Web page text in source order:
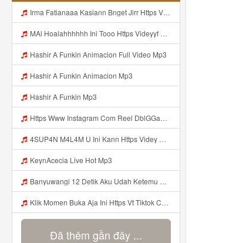
Irma Fatianaaa Kasiann Bnget Jirr Https Videy Co Yews Web Id PTldKA ᅠ ᅠ ᅠ ᅠ ᅠ ᅠ ᅠ ᅠ ᅠ ᅠ ᅠ ᅠ ᅠ ᅠ ᅠ ᅠ ᅠ ᅠ ᅠ ᅠ ᅠ ᅠ ᅠ ᅠ ᅠ ᅠ ᅠ ᅠ ᅠ ᅠ ᅠ ᅠ ᅠ ᅠ ᅠ ᅠ ᅠ ᅠ ᅠ ᅠ ᅠ Mp3
MAl Hoalahhhhhh Ini Tooo Https Videyyf Wryvfr Web Id ᅠ ᅠ ᅠ ᅠ ᅠ ᅠ ᅠ ᅠ ᅠ ᅠ ᅠ ᅠ ᅠ ᅠ ᅠ ᅠ ᅠ ᅠ ᅠ ᅠ ᅠ ᅠ ᅠ ᅠ ᅠ ᅠ ᅠ ᅠ ᅠ ᅠ ᅠ ᅠ ᅠ ᅠ ᅠ ᅠ ᅠ ᅠ ᅠ ᅠ ᅠ ᅠ ᅠ ᅠ ᅠ ᅠ ᅠ ᅠ ᅠ ᅠ ᅠ ᅠ ᅠ ᅠ ᅠ ᅠ ᅠ ᅠ Mp3
Hashir A Funkin Animacion Full Video Mp3
Hashir A Funkin Animacion Mp3
Hashir A Funkin Mp3
Https Www Instagram Com Reel DblGGaBhaXU Comment Id 17941931769292283 Mp3
4SUP4N M4L4M U Ini Kann Https Videy Co Yews Web Id PTldKA ᅠ ᅠ ᅠ ᅠ ᅠ ᅠ ᅠ ᅠ ᅠ ᅠ ᅠ ᅠ ᅠ ᅠ ᅠ ᅠ ᅠ ᅠ ᅠ ᅠ ᅠ ᅠ ᅠ ᅠ ᅠ ᅠ ᅠ ᅠ ᅠ ᅠ ᅠ ᅠ ᅠ ᅠ ᅠ ᅠ ᅠ ᅠ ᅠ ᅠ ᅠ ᅠ ᅠ ᅠ ᅠ ᅠ ᅠ ᅠ ᅠ ᅠ ᅠ ᅠ ᅠ ᅠ ᅠ ᅠ ᅠ ᅠ Mp3
KeynAcecia Live Hot Mp3
Banyuwangi 12 Detik Aku Udah Ketemu Https Videyq Gdwuys Web Id ᅟᅟᅟᅟᅟᅟᅟᅟᅟᅟᅟᅟᅟᅟᅟᅟᅟᅟᅟᅟᅟᅟᅟᅟᅟᅟᅟᅟᅟᅟᅟᅟ ᅠ ᅠ ᅠ ᅠ ᅠ ᅠ ᅠ ᅠ ᅠ ᅠ ᅠ ᅠ ᅠ ᅠ ᅠ ᅠ ᅠ ᅠ ᅠ ᅠ ᅠ ᅠ ᅠ ᅠ ᅠ ᅠ ᅠ ᅠ ᅠ ᅠ ᅠ ᅠ ᅠ ᅠ ᅠ Mp3
Klik Momen Buka Aja Ini Https Vt Tiktok Com ZS4a8PB8j Mp3
Đã thêm gần đây ...